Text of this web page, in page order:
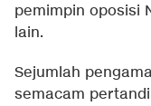
pemimpin oposisi
lain.
Sejumlah
semacam